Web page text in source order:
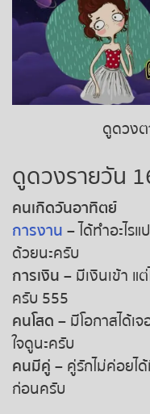
ถ่ายทอดสดหวยมาเลย์
ถ่ายทอดสดหวยญีปุ่น
ถ่ายทอดสดหวยไต้หวั
ถ่ายทอดสดหวยกัมพูช
หวยหุ้นสด
หวยหุ้นไทย เย็น
หวยหุ้นเกาหลี
หวยหุ้นนิเคอิ เช้า
หวยหุ้นนิเคอิ บ่าย
ดูดวง
ดูดวงรายวัน
คนเกิดวันอาทิตย์
การงาน – ได้ทำอะไร
ด้วยนะครับ
การเงิน – มีเงินเข้า แ
ครับ 555
คนโสด – มีโอกาสได้เ
ใจดูนะครับ
คนมีคู่ – คู่รักไม่ค่อยไ
ก่อนครับ